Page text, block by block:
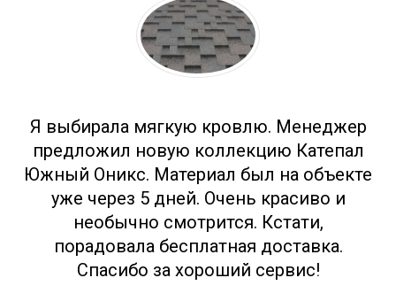
Я выбирала мягкую кровлю. Менеджер
предложил новую коллекцию Катепал
Южный Оникс. Материал был на объекте
уже через 5 дней. Очень красиво и
необычно смотрится. Кстати,
порадовала бесплатная доставка.
Спасибо за хороший сервис!